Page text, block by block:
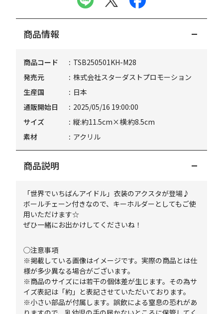
商品情報
商品コード
TSB250501KH-M28
発売元
株式会社スターダストプロモーション
生産国
日本
通販開始日
2025/05/16 19:00:00
サイズ
縦:約11.5cm×横:約8.5cm
素材
アクリル
商品説明
「世界でいちばんアイドル」衣装のアクスタが登場♪
ボールチェーン付きなので、キーホルダーとしてもご使
用いただけます☆
ぜひ一緒にお出かけしてくださいね！
◯注意事項
※掲載している画像はイメージです。実際の商品とは仕
様が多少異なる場合がございます。
※商品のサイズには若干の個体差が生じます。その為サ
イズ表記は「約」と表記させていただいております。
※小さい部品が付属します。誤飲による窒息の恐れがあ